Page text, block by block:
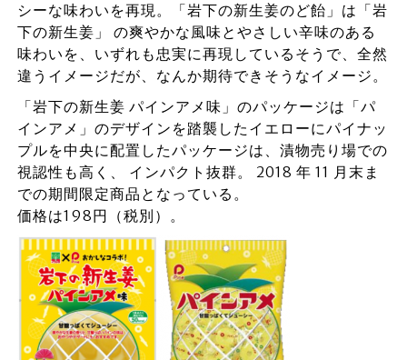
シーな味わいを再現。「岩下の新生姜のど飴」は「岩
下の新生姜」 の爽やかな風味とやさしい辛味のある
味わいを、いずれも忠実に再現しているそうで、全然
違うイメージだが、なんか期待できそうなイメージ。
「岩下の新生姜 パインアメ味」のパッケージは「パ
インアメ」のデザインを踏襲したイエローにパイナッ
プルを中央に配置したパッケージは、漬物売り場での
視認性も高く、 インパクト抜群。 2018 年 11 月末ま
での期間限定商品となっている。
価格は198円（税別）。